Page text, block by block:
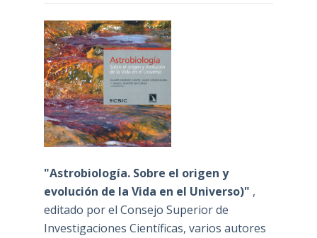
"Astrobiología. Sobre el origen y
evolución de la Vida en el Universo)" ,
editado por el Consejo Superior de
Investigaciones Científicas, varios autores